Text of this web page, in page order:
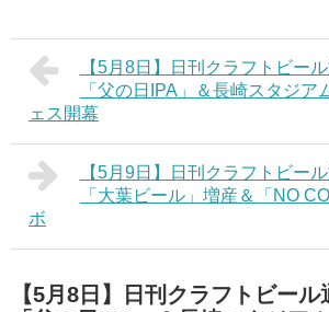
【5月8日】日刊クラフトビー
「父の日IPA」＆長崎スタジア
ェス開幕
【5月9日】日刊クラフトビー
「大葉ビール」増産＆「NO
ボ
【5月8日】日刊クラフトビー